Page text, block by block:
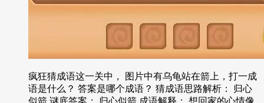
疯狂猜成语这一关中， 图片中有乌龟站在箭上，打一成
语是什么？ 答案是哪个成语？ 猜成语思路解析： 归心
似箭 谜底答案： 归心似箭 成语解释： 想回家的心情像